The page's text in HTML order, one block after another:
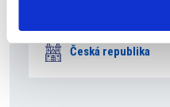
Česká republika